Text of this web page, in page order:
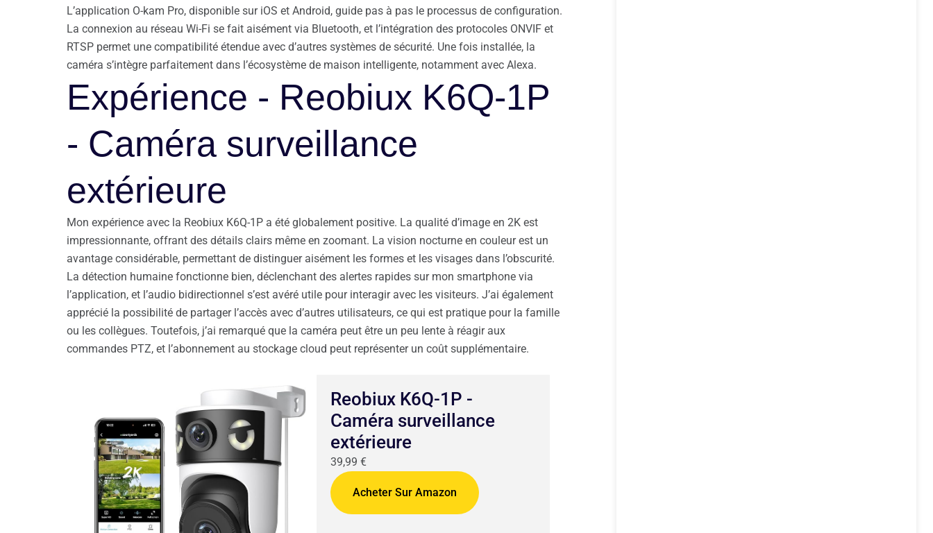
L’application O-kam Pro, disponible sur iOS et Android, guide pas à pas le processus de configuration.
La connexion au réseau Wi-Fi se fait aisément via Bluetooth, et l’intégration des protocoles ONVIF et
RTSP permet une compatibilité étendue avec d’autres systèmes de sécurité. Une fois installée, la
caméra s’intègre parfaitement dans l’écosystème de maison intelligente, notamment avec Alexa.
Expérience - Reobiux K6Q-1P
- Caméra surveillance
extérieure
Mon expérience avec la Reobiux K6Q-1P a été globalement positive. La qualité d’image en 2K est
impressionnante, offrant des détails clairs même en zoomant. La vision nocturne en couleur est un
avantage considérable, permettant de distinguer aisément les formes et les visages dans l’obscurité.
La détection humaine fonctionne bien, déclenchant des alertes rapides sur mon smartphone via
l’application, et l’audio bidirectionnel s’est avéré utile pour interagir avec les visiteurs. J’ai également
apprécié la possibilité de partager l’accès avec d’autres utilisateurs, ce qui est pratique pour la famille
ou les collègues. Toutefois, j’ai remarqué que la caméra peut être un peu lente à réagir aux
commandes PTZ, et l’abonnement au stockage cloud peut représenter un coût supplémentaire.
Reobiux K6Q-1P -
Caméra surveillance
extérieure
39,99 €
Acheter Sur Amazon